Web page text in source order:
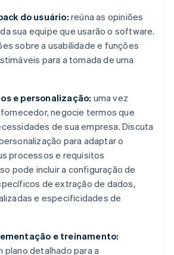
do usuário: reúna as opiniões
sua equipe que usarão o software.
sobre a usabilidade e funções
para a tomada de uma
e personalização: uma vez
negocie termos que
de sua empresa. Discuta
para adaptar o
processos e requisitos
pode incluir a configuração de
de extração de dados,
e especificidades de
e treinamento:
plano detalhado para a